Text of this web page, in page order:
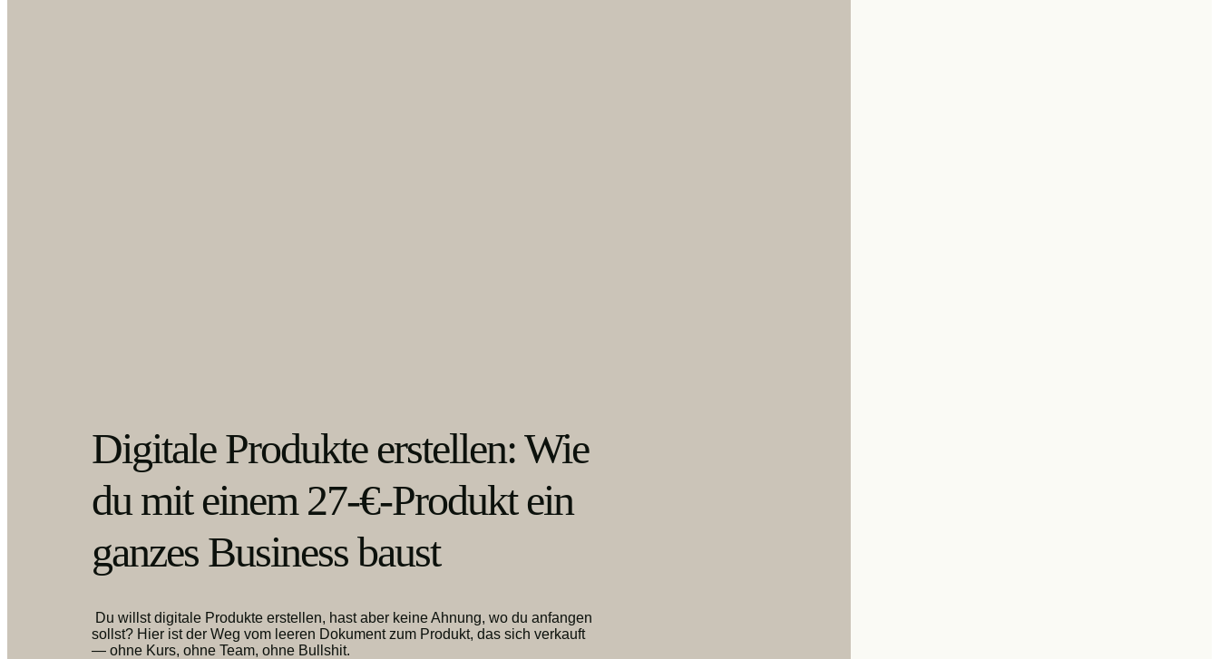
Digitale Produkte erstellen: Wie
du mit einem 27-€-Produkt ein
ganzes Business baust
Du willst digitale Produkte erstellen, hast aber keine Ahnung, wo du anfangen
sollst? Hier ist der Weg vom leeren Dokument zum Produkt, das sich verkauft
— ohne Kurs, ohne Team, ohne Bullshit.